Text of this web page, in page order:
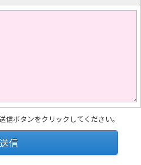
信ボタンをクリックしてください。
送信